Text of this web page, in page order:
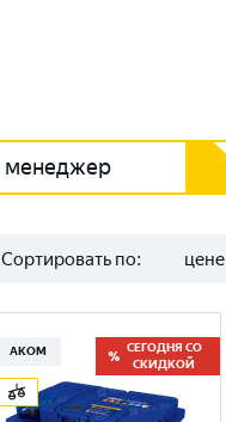
менеджер
Сортировать по: цене
АКОМ
СЕГОДНЯ СО
СКИДКОЙ